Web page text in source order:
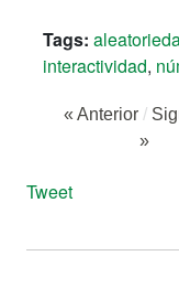
Tags:
interactividad,
« Anterior /
»
Tweet